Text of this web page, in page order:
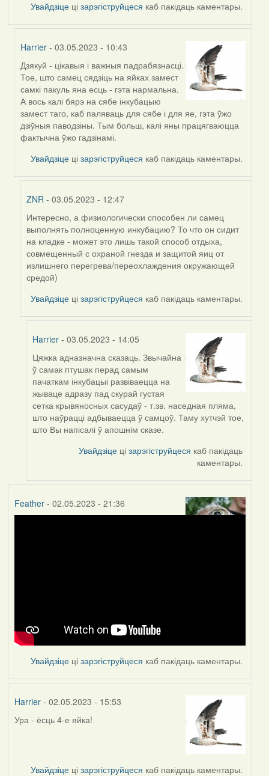
Увайдзіце цізарэгіструйцеся каб пакідаць каментары.
Harrier - 03.05.2023 - 10:43
In
reply
to
by
ZNR
Дзякуй - цікавыя і важныя падрабязнасці.
Тое, што самец сядзіць на яйках замест
самкі пакуль яна есць - гэта нармальна.
А вось калі бярэ на сябе інкубацыю
замест таго, каб паляваць для сябе і для яе, гэта ўжо
дзіўныя паводзіны. Тым больш, калі яны працягваюцца
фактычна ўжо гадзінамі.
Увайдзіце цізарэгіструйцеся каб пакідаць каментары.
ZNR - 03.05.2023 - 12:47
In
reply
to
by
Harrier
Интересно, а физиологически способен ли самец
выполнять полноценную инкубацию? То что он сидит
на кладке - может это лишь такой способ отдыха,
совмещенный с охраной гнезда и защитой яиц от
излишнего перегрева/переохлаждения окружающей
средой)
Увайдзіце цізарэгіструйцеся каб пакідаць каментары.
Harrier- 03.05.2023 - 14:05
In
reply
to
by
ZNR
Цяжка адназначна сказаць. Звычайна
ў самак птушак перад самым
пачаткам інкубацыі развіваецца на
жываце адразу пад скурай густая
сетка крывяносных сасудаў - т.зв. наседная пляма,
што наўрацці адбываецца ў самцоў. Таму хутчэй тое,
што Вы напісалі ў апошнім сказе.
Увайдзіце цізарэгіструйцеся каб пакідаць
каментары.
Feather- 02.05.2023 - 21:36
Увайдзіце цізарэгіструйцеся каб пакідаць каментары.
Harrier- 02.05.2023 - 15:53
Ура - ёсць 4-е яйка!
Увайдзіце цізарэгіструйцеся каб пакідаць каментары.